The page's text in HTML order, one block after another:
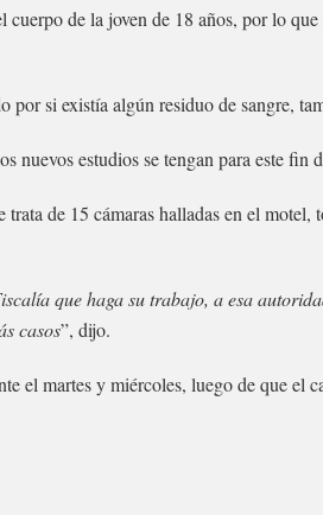
de la joven de 18 años, por lo
si existía algún residuo de sangre,
nuevos estudios se tengan para este fin
de 15 cámaras halladas en el motel,
que haga su trabajo, a esa
casos”, dijo.
el martes y miércoles, luego de que el